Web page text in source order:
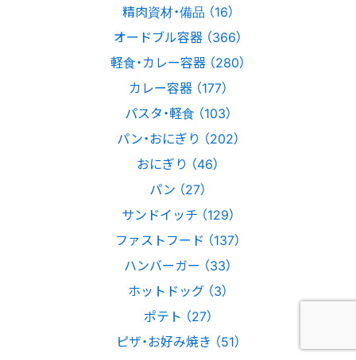
精肉資材・備品 （16）
オードブル容器 （366）
軽食・カレー容器 （280）
カレー容器 （177）
パスタ・軽食 （103）
パン・おにぎり （202）
おにぎり （46）
パン （27）
サンドイッチ （129）
ファストフード （137）
ハンバーガー （33）
ホットドッグ （3）
ポテト （27）
ピザ・お好み焼き （51）